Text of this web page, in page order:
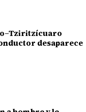
desaparece